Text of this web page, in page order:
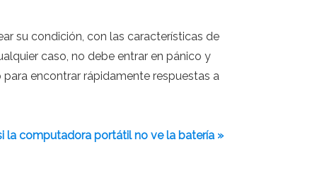
su condición, con las características de
caso, no debe entrar en pánico y
encontrar rápidamente respuestas a
la computadora portátil no ve la batería »